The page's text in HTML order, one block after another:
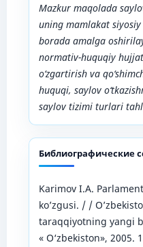
Mazkur maqolada
uning mamlakat
borada amalga
normativ-huquqiy
o‘zgartirish va
huquqi, saylov
saylov tizimi turlari
Библиографические
Karimov I.A.
ko’zgusi. / /
taraqqiyotning yangi
« O‘zbekiston», 2005.